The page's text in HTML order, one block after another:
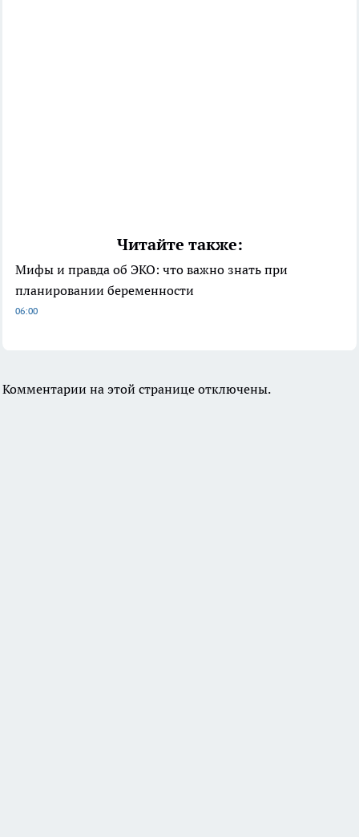
Читайте также:
Мифы и правда об ЭКО: что важно знать при
планировании беременности
06:00
Комментарии на этой странице отключены.